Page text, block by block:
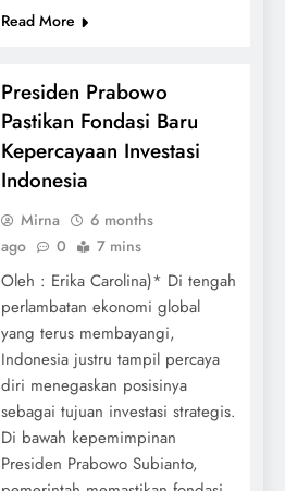
Read More
Presiden Prabowo
Pastikan Fondasi Baru
Kepercayaan Investasi
Indonesia
Mirna
6 months
ago
0 7 mins
Oleh : Erika Carolina)* Di tengah
perlambatan ekonomi global
yang terus membayangi,
Indonesia justru tampil percaya
diri menegaskan posisinya
sebagai tujuan investasi strategis.
Di bawah kepemimpinan
Presiden Prabowo Subianto,